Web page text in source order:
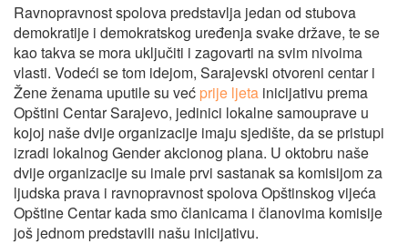
Ravnopravnost spolova predstavlja jedan od stubova
demokratije i demokratskog uređenja svake države, te se
kao takva se mora uključiti i zagovarti na svim nivoima
vlasti. Vodeći se tom idejom, Sarajevski otvoreni centar i
Žene ženama uputile su već prije ljeta inicijativu prema
Opštini Centar Sarajevo, jedinici lokalne samouprave u
kojoj naše dvije organizacije imaju sjedište, da se pristupi
izradi lokalnog Gender akcionog plana. U oktobru naše
dvije organizacije su imale prvi sastanak sa komisijom za
ljudska prava i ravnopravnost spolova Opštinskog vijeća
Opštine Centar kada smo članicama i članovima komisije
još jednom predstavili našu inicijativu.